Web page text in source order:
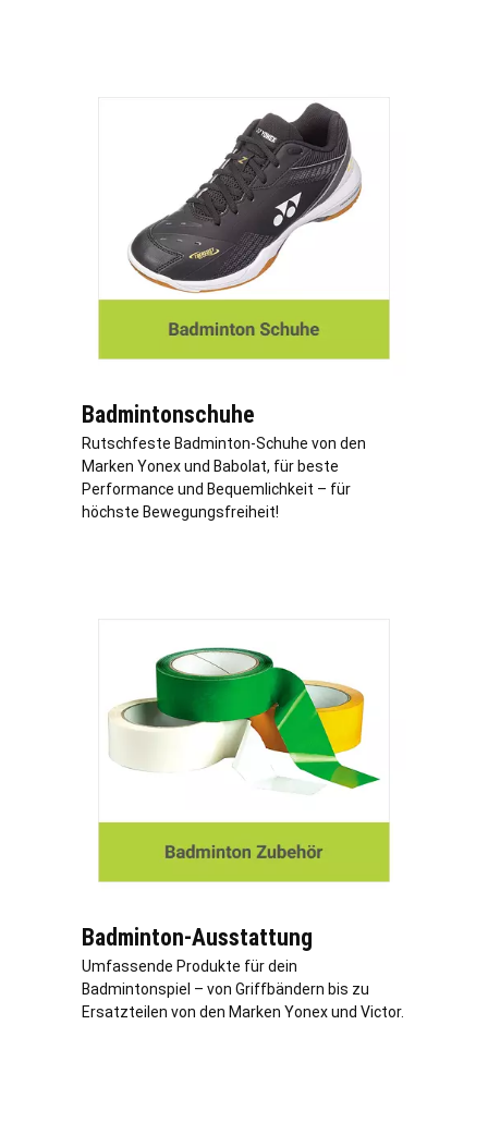
Badmintonschuhe
Rutschfeste Badminton-Schuhe von den
Marken Yonex und Babolat, für beste
Performance und Bequemlichkeit – für
höchste Bewegungsfreiheit!
Badminton-Ausstattung
Umfassende Produkte für dein
Badmintonspiel – von Griffbändern bis zu
Ersatzteilen von den Marken Yonex und Victor.